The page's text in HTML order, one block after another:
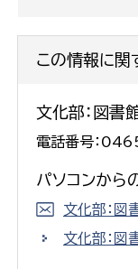
この情報に関
文化部：図書
電話番号：
パソコンから
文化部：図
文化部：図